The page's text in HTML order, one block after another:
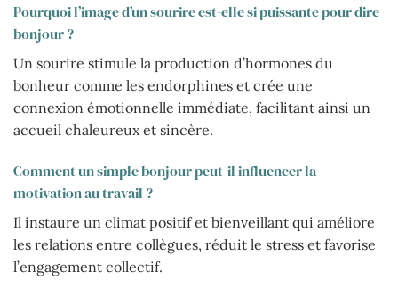
Pourquoi l’image d’un sourire est-elle si puissante pour dire
bonjour ?
Un sourire stimule la production d’hormones du
bonheur comme les endorphines et crée une
connexion émotionnelle immédiate, facilitant ainsi un
accueil chaleureux et sincère.
Comment un simple bonjour peut-il influencer la
motivation au travail ?
Il instaure un climat positif et bienveillant qui améliore
les relations entre collègues, réduit le stress et favorise
l’engagement collectif.